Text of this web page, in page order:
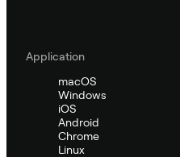
Application
macOS
Windows
iOS
Android
Chrome
Linux